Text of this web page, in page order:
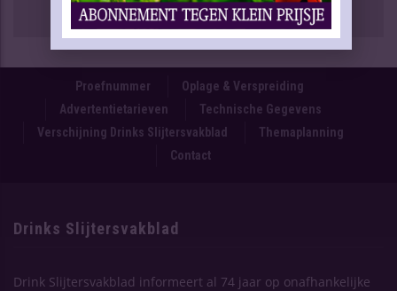
Proefnummer
Oplage & Verspreiding
Advertentietarieven
Technische Gegevens
Verschijning Drinks Slijtersvakblad
Themaplanning
Contact
Drinks Slijtersvakblad
Drink Slijtersvakblad informeert al 74 jaar op onafhankelijke